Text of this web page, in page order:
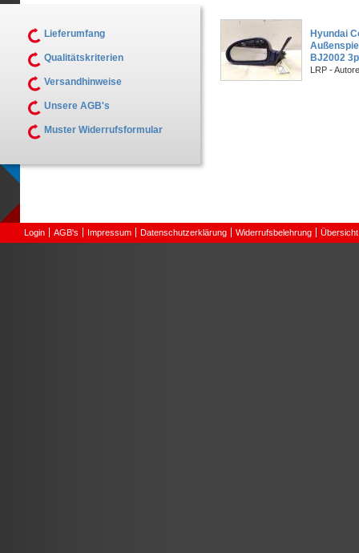
Hyundai
BJ2002
LRP -
Lieferumfang
Qualitätskriterien
Versandhinweise
Unsere AGB's
Muster Widerrufsformular
Login AGB's Impressum Datenschutzerklärung Widerrufsbelehrung